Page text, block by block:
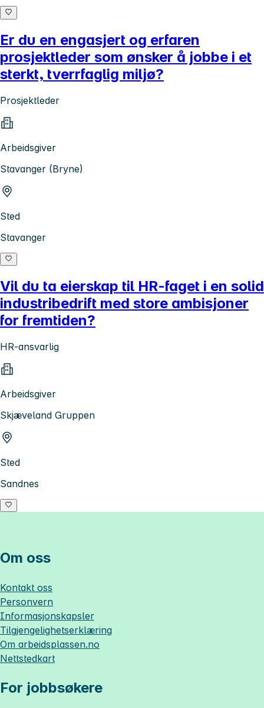
Er du en engasjert og erfaren
prosjektleder som ønsker å jobbe i et
sterkt, tverrfaglig miljø?
Prosjektleder
Arbeidsgiver
Stavanger (Bryne)
Sted
Stavanger
Vil du ta eierskap til HR-faget i en solid
industribedrift med store ambisjoner
for fremtiden?
HR-ansvarlig
Arbeidsgiver
Skjæveland Gruppen
Sted
Sandnes
Om oss
Kontakt oss
Personvern
Informasjonskapsler
Tilgjengelighetserklæring
Om arbeidsplassen.no
Nettstedkart
For jobbsøkere